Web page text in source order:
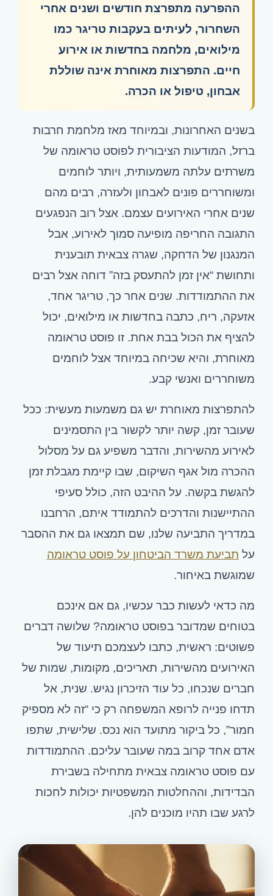
ההפרעה מתפרצת חודשים ושנים אחרי
השחרור, לעיתים בעקבות טריגר כמו
מילואים, מלחמה בחדשות או אירוע
חיים. התפרצות מאוחרת אינה שוללת
אבחון, טיפול או הכרה.
בשנים האחרונות, ובמיוחד מאז מלחמת חרבות
ברזל, המודעות הציבורית לפוסט טראומה של
משרתים עלתה משמעותית, ויותר לוחמים
ומשוחררים פונים לאבחון ולעזרה, רבים מהם
שנים אחרי האירועים עצמם. אצל רוב הנפגעים
התגובה החריפה מופיעה סמוך לאירוע, אבל
המנגנון של הדחקה, שגרה צבאית תובענית
ותחושת “אין זמן להתעסק בזה” דוחה אצל רבים
את ההתמודדות. שנים אחר כך, טריגר אחד,
אזעקה, ריח, כתבה בחדשות או מילואים, יכול
להציף את הכול בבת אחת. זו פוסט טראומה
מאוחרת, והיא שכיחה במיוחד אצל לוחמים
משוחררים ואנשי קבע.
להתפרצות מאוחרת יש גם משמעות מעשית: ככל
שעובר זמן, קשה יותר לקשור בין התסמינים
לאירוע מהשירות, והדבר משפיע גם על מסלול
ההכרה מול אגף השיקום, שבו קיימת מגבלת זמן
להגשת בקשה. על ההיבט הזה, כולל סעיפי
ההתיישנות והדרכים להתמודד איתם, הרחבנו
במדריך התביעה שלנו, שם תמצאו גם את ההסבר
על תביעת משרד הביטחון על פוסט טראומה
שמוגשת באיחור.
מה כדאי לעשות כבר עכשיו, גם אם אינכם
בטוחים שמדובר בפוסט טראומה? שלושה דברים
פשוטים: ראשית, כתבו לעצמכם תיעוד של
האירועים מהשירות, תאריכים, מקומות, שמות של
חברים שנכחו, כל עוד הזיכרון נגיש. שנית, אל
תדחו פנייה לרופא המשפחה רק כי “זה לא מספיק
חמור”, כל ביקור מתועד הוא נכס. שלישית, שתפו
אדם אחד קרוב במה שעובר עליכם. ההתמודדות
עם פוסט טראומה צבאית מתחילה בשבירת
הבדידות, וההחלטות המשפטיות יכולות לחכות
לרגע שבו תהיו מוכנים להן.